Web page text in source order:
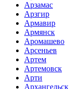
Арзамас
Арзгир
Армавир
Армянск
Аромашево
Арсеньев
Артем
Артемовск
Арти
Архангельск